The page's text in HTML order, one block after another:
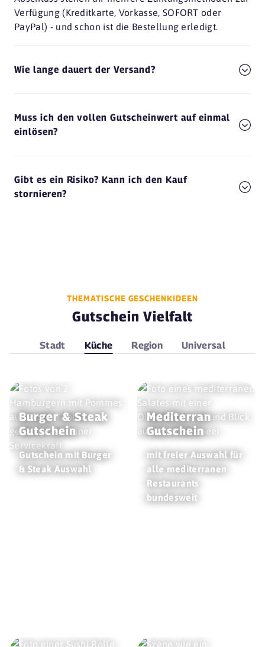
Verfügung (Kreditkarte, Vorkasse, SOFORT oder
PayPal) - und schon ist die Bestellung erledigt.
Wie lange dauert der Versand?
Muss ich den vollen Gutscheinwert auf einmal
einlösen?
Gibt es ein Risiko? Kann ich den Kauf
stornieren?
THEMATISCHE GESCHENKIDEEN
Gutschein Vielfalt
Stadt Küche Region Universal
Burger & Steak
Gutschein
Gutschein mit Burger
& Steak Auswahl
Mediterran
Gutschein
mit freier Auswahl für
alle mediterranen
Restaurants
bundesweit